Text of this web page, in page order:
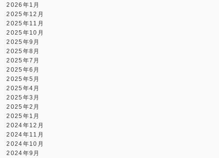
2026年1月
2025年12月
2025年11月
2025年10月
2025年9月
2025年8月
2025年7月
2025年6月
2025年5月
2025年4月
2025年3月
2025年2月
2025年1月
2024年12月
2024年11月
2024年10月
2024年9月